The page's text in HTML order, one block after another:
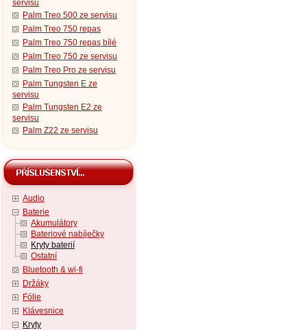
servisu
Palm Treo 500 ze servisu
Palm Treo 750 repas
Palm Treo 750 repas bílé
Palm Treo 750 ze servisu
Palm Treo Pro ze servisu
Palm Tungsten E ze
servisu
Palm Tungsten E2 ze
servisu
Palm Z22 ze servisu
Audio
Baterie
Akumulátory
Bateriové nabíječky
Kryty baterií
Ostatní
Bluetooth & wi-fi
Držáky
Fólie
Klávesnice
Kryty